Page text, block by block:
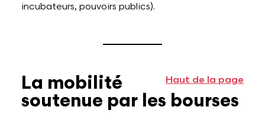
incubateurs, pouvoirs publics).
Haut de la page
La mobilité
soutenue par les bourses